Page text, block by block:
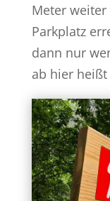
Meter
Parkplatz
dann nur
ab hier